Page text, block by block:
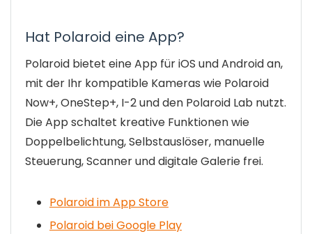
Hat Polaroid eine App?
Polaroid bietet eine App für iOS und Android an,
mit der Ihr kompatible Kameras wie Polaroid
Now+, OneStep+, I-2 und den Polaroid Lab nutzt.
Die App schaltet kreative Funktionen wie
Doppelbelichtung, Selbstauslöser, manuelle
Steuerung, Scanner und digitale Galerie frei.
Polaroid im App Store
Polaroid bei Google Play